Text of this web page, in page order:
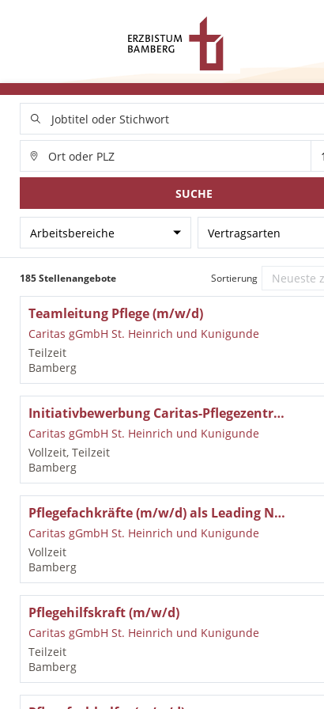
SUCHE
Arbeitsbereiche Vertragsarten
185 Stellenangebote Sortierung
Teamleitung Pflege (m/w/d)
Caritas gGmbH St. Heinrich und Kunigunde
Teilzeit
Bamberg
Initiativbewerbung Caritas-Pflegezentrum St. Walburga in Bamberg
Caritas gGmbH St. Heinrich und Kunigunde
Vollzeit, Teilzeit
Bamberg
Pflegefachkräfte (m/w/d) als Leading Nurse
Caritas gGmbH St. Heinrich und Kunigunde
Vollzeit
Bamberg
Pflegehilfskraft (m/w/d)
Caritas gGmbH St. Heinrich und Kunigunde
Teilzeit
Bamberg